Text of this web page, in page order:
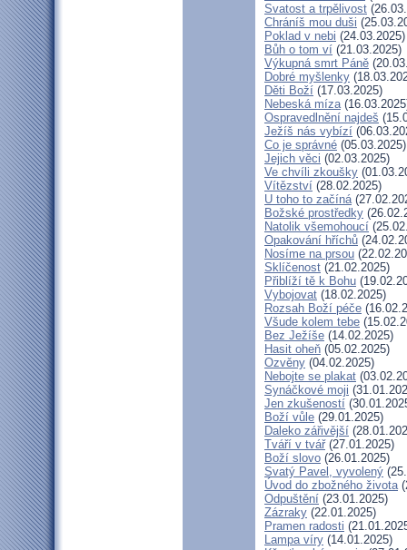
Svatost a trpělivost
Chráníš mou duši
Poklad v nebi (24.03.2025)
Bůh o tom ví (21.03.2025)
Výkupná smrt Páně
Dobré myšlenky
Děti Boží (17.03.2025)
Nebeská míza
Ospravedlnění najdeš
Ježíš nás vybízí
Co je správné (05.03.2025)
Jejich věci (02.03.2025)
Ve chvíli zkoušky
Vítězství (28.02.2025)
U toho to začíná
Božské prostředky
Natolik všemohoucí
Opakování hříchů
Nosíme na prsou
Sklíčenost (21.02.2025)
Přiblíží tě k Bohu
Vybojovat (18.02.2025)
Rozsah Boží péče
Všude kolem tebe
Bez Ježíše (14.02.2025)
Hasit oheň (05.02.2025)
Ozvěny (04.02.2025)
Nebojte se plakat
Synáčkové moji
Jen zkušeností
Boží vůle (29.01.2025)
Daleko zářivější
Tváří v tvář(27.01.2025)
Boží slovo (26.01.2025)
Svatý Pavel, vyvolený
Úvod do zbožného života
Odpuštění (23.01.2025)
Zázraky (22.01.2025)
Pramen radosti
Lampa víry (14.01.2025)